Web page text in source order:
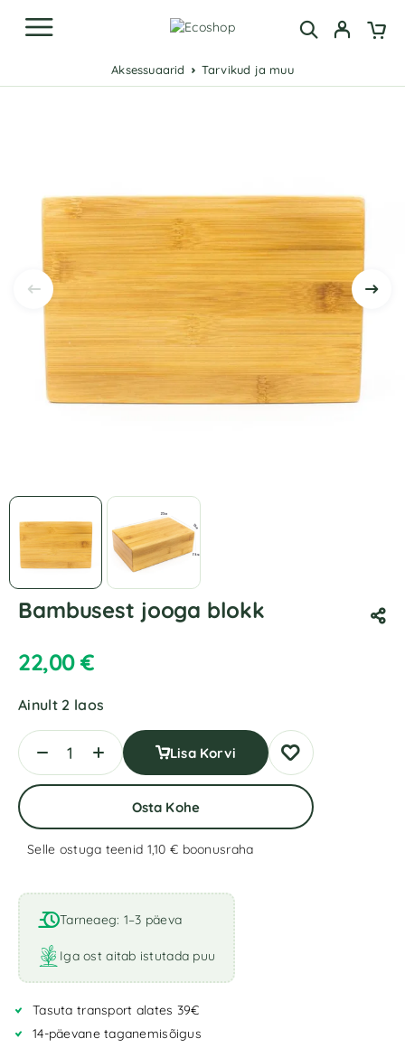
Aksessuaarid Tarvikud ja muu
Bambusest jooga blokk
22,00€
Ainult 2 laos
Lisa Korvi
Osta Kohe
Selle ostuga teenid 1,10 € boonusraha
l
t
e
r
n
t
i
Tarneaeg: 1–3 päeva
Iga ost aitab istutada puu
Tasuta transport alates 39€
14-päevane taganemisõigus